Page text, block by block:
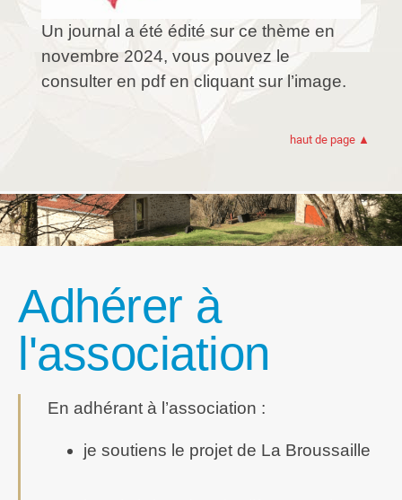
Un journal a été édité sur ce thème en
novembre 2024, vous pouvez le
consulter en pdf en cliquant sur l’image.
haut de page ▲
Adhérer à
l'association
En adhérant à l’association :
je soutiens le projet de La Broussaille